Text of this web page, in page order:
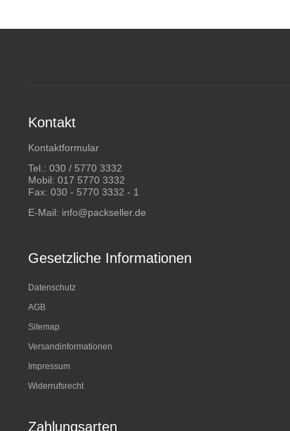
Kontakt
Kontaktformular
Tel.: 030 / 5770 3332
Mobil: 017 5770 3332
Fax: 030 - 5770 3332 - 1
E-Mail: info@packseller.de
Gesetzliche Informationen
Datenschutz
AGB
Sitemap
Versandinformationen
Impressum
Widerrufsrecht
Zahlungsarten